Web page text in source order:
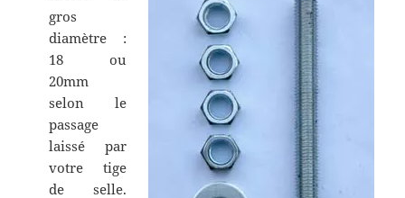
gros
diamètre :
18 ou
20mm
selon le
passage
laissé par
votre tige
de selle.